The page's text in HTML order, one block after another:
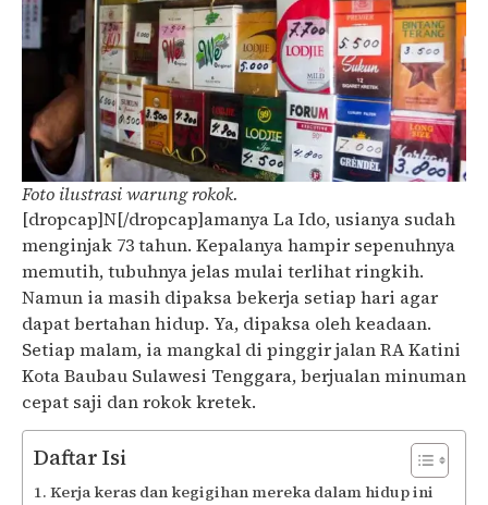
Foto ilustrasi warung rokok.
[dropcap]N[/dropcap]amanya La Ido, usianya sudah
menginjak 73 tahun. Kepalanya hampir sepenuhnya
memutih, tubuhnya jelas mulai terlihat ringkih.
Namun ia masih dipaksa bekerja setiap hari agar
dapat bertahan hidup. Ya, dipaksa oleh keadaan.
Setiap malam, ia mangkal di pinggir jalan RA Katini
Kota Baubau Sulawesi Tenggara, berjualan minuman
cepat saji dan rokok kretek.
Daftar Isi
Kerja keras dan kegigihan mereka dalam hidup ini